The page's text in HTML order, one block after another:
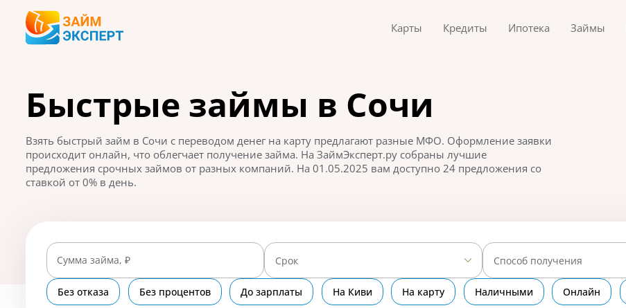
Карты Кредиты Ипотека Займы
Быстрые займы в Сочи
Взять быстрый займ в Сочи с переводом денег на карту предлагают разные МФО. Оформление заявки
происходит онлайн, что облегчает получение займа. На ЗаймЭксперт.ру собраны лучшие
предложения срочных займов от разных компаний. На 01.05.2025 вам доступно 24 предложения со
ставкой от 0% в день.
Сумма займа, ₽ Срок Способ получения
Без отказа Без процентов До зарплаты На Киви На карту Наличными Онлайн